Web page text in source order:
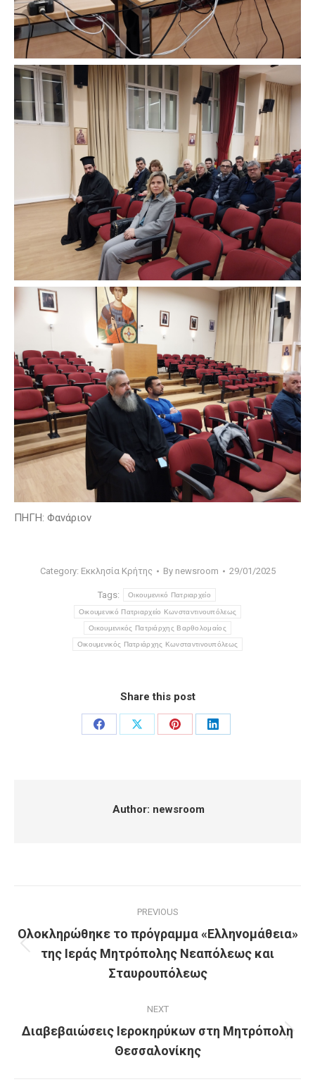
ΠΗΓΗ: Φανάριον
Category: Εκκλησία Κρήτης By newsroom 29/01/2025
Tags: Οικουμενικό Πατριαρχείο
Οικουμενικό Πατριαρχείο Κωνσταντινουπόλεως
Οικουμενικός Πατριάρχης Βαρθολομαίος
Οικουμενικός Πατριάρχης Κωνσταντινουπόλεως
Share this post
Share
Share
Share
Share
Author: newsroom
navigation
PREVIOUS
Previous
post:
Ολοκληρώθηκε το πρόγραμμα «Ελληνομάθεια»
της Ιεράς Μητρόπολης Νεαπόλεως και
Σταυρουπόλεως
NEXT
Next
post:
Διαβεβαιώσεις Ιεροκηρύκων στη Μητρόπολη
Θεσσαλονίκης